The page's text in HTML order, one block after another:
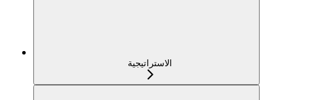
الاستراتيجية